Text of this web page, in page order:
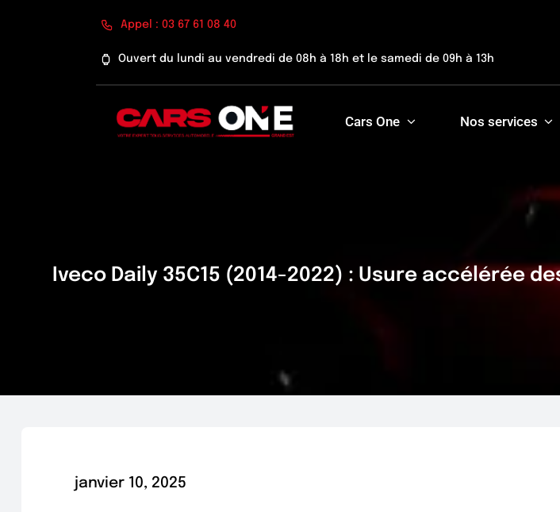
Appel : 03 67 61 08 40
Ouvert du lundi au vendredi de 08h à 18h et le samedi de 09h à 13h
Cars One Nos services
Iveco Daily 35C15 (2014-2022) : Usure accélérée
janvier 10, 2025